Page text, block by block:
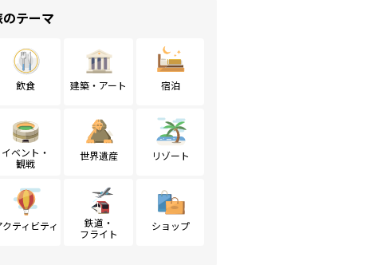
テーマ
飲食 建築・アート 宿泊
イベント・
観戦
世界遺産 リゾート
クティビティ
鉄道・
フライト
ショップ